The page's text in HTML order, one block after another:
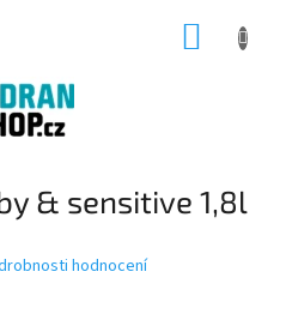
& sensitive 1,8l
hodnocení